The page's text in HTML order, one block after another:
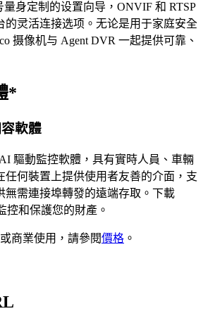
量身定制的设置向导，ONVIF 和 RTSP
的灵活连接选项。无论是用于家庭安全
摄像机与 Agent DVR 一起提供可靠、
*
軟體
驅動監控軟體，具有實時人員、車輛
任何裝置上提供使用者友善的介面，支
無需連接埠轉發的遠端存取。下載
控和保護您的財產。
商業使用，請參閱價格 。